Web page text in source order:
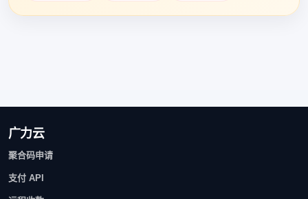
广力云
聚合码申请
支付 API